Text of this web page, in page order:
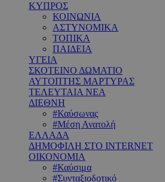
ΚΥΠΡΟΣ
ΚΟΙΝΩΝΙΑ
ΑΣΤΥΝΟΜΙΚΑ
ΤΟΠΙΚΑ
ΠΑΙΔΕΙΑ
ΥΓΕΙΑ
ΣΚΟΤΕΙΝΟ ΔΩΜΑΤΙΟ
ΑΥΤΟΠΤΗΣ ΜΑΡΤΥΡΑΣ
ΤΕΛΕΥΤΑΙΑ ΝΕΑ
ΔΙΕΘΝΗ
#Καύσωνας
#Μέση Ανατολή
ΕΛΛΑΔΑ
ΔΗΜΟΦΙΛΗ ΣΤΟ INTERNET
ΟΙΚΟΝΟΜΙΑ
#Καύσιμα
#Συνταξιοδοτικό